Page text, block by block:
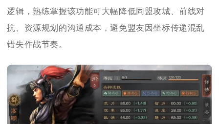
逻辑，熟练掌握该功能可大幅降低同盟攻城、前线对
抗、资源规划的沟通成本，避免盟友因坐标传递混乱
错失作战节奏。